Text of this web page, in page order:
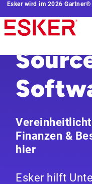
Skip
to
main
content
Esker wird im 2026
Finanzen &
hier
Esker hilft